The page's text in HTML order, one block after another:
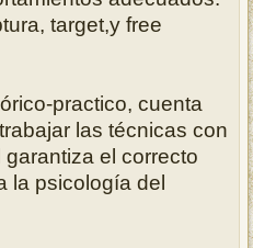
target,y free
practico, cuenta
las técnicas con
el correcto
la psicología del